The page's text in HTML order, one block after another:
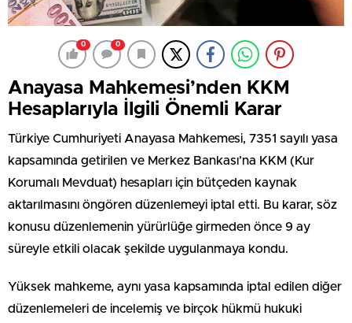
0 0
Anayasa Mahkemesi’nden KKM
Hesaplarıyla İlgili Önemli Karar
Türkiye Cumhuriyeti Anayasa Mahkemesi, 7351 sayılı yasa
kapsamında getirilen ve Merkez Bankası’na KKM (Kur
Korumalı Mevduat) hesapları için bütçeden kaynak
aktarılmasını öngören düzenlemeyi iptal etti. Bu karar, söz
konusu düzenlemenin yürürlüğe girmeden önce 9 ay
süreyle etkili olacak şekilde uygulanmaya kondu.
Yüksek mahkeme, aynı yasa kapsamında iptal edilen diğer
düzenlemeleri de incelemiş ve birçok hükmü hukuki